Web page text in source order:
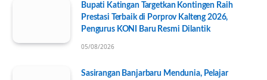
Bupati Katingan Targetkan Kontingen Raih
Prestasi Terbaik di Porprov Kalteng 2026,
Pengurus KONI Baru Resmi Dilantik
05/08/2026
Sasirangan Banjarbaru Mendunia, Pelajar